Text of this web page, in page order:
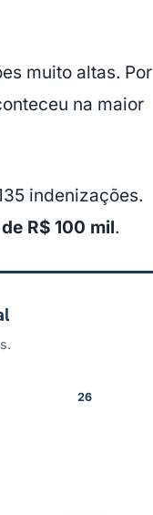
muito altas. Por
na maior
indenizações.
R$ 100 mil.
26